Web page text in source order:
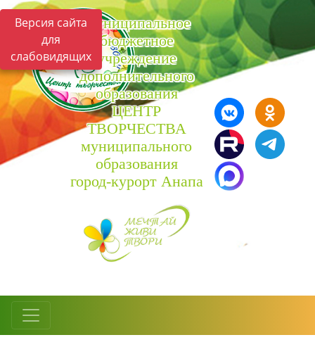
Версия сайта
для
слабовидящих
Муниципальное
бюджетное
учреждение
дополнительного
образования
ЦЕНТР
ТВОРЧЕСТВА
муниципального
образования
город-курорт Анапа